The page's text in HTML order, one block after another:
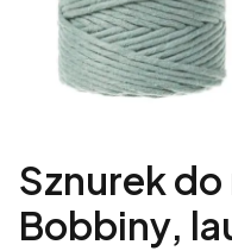
Sznurek
Bobbiny,